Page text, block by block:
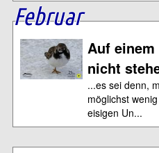
Februar
Auf
nicht
...es sei denn,
möglichst
eisigen Un...